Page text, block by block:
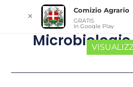
✕
Comizio Agrario
GRATIS
In Google Play